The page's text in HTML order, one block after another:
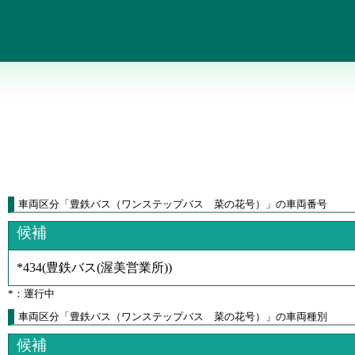
車両区分 「 豊鉄バス（ワンステップバス 菜の花号） 」 の車両番号
候補
*434(豊鉄バス(渥美営業所))
*：運行中
車両区分「豊鉄バス（ワンステップバス 菜の花号）」の車両種別
候補